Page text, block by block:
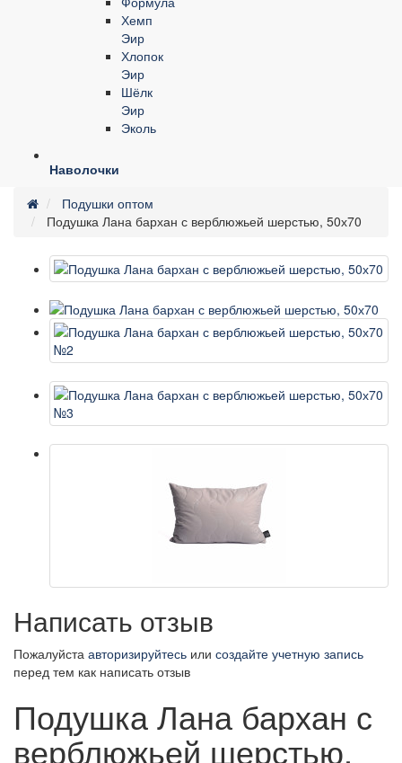
Хемп
Эир
Хлопок
Эир
Шёлк
Эир
Эколь
Наволочки
Подушки оптом
Подушка Лана бархан с верблюжьей шерстью, 50х70
Написать отзыв
Пожалуйста авторизируйтесь или создайте учетную запись
перед тем как написать отзыв
Подушка Лана бархан с
верблюжьей шерстью,